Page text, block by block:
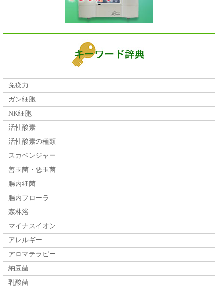
免疫力
ガン細胞
NK細胞
活性酸素
活性酸素の種類
スカベンジャー
善玉菌・悪玉菌
腸内細菌
腸内フローラ
森林浴
マイナスイオン
アレルギー
アロマテラピー
納豆菌
乳酸菌